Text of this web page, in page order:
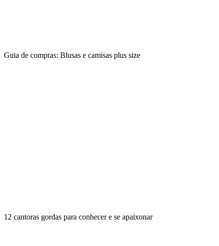
Guia de compras: Blusas e camisas plus size
12 cantoras gordas para conhecer e se apaixonar